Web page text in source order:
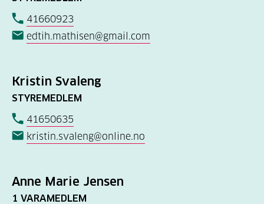
41660923
edtih.mathisen@gmail.com
Kristin Svaleng
STYREMEDLEM
41650635
kristin.svaleng@online.no
Anne Marie Jensen
1 VARAMEDLEM